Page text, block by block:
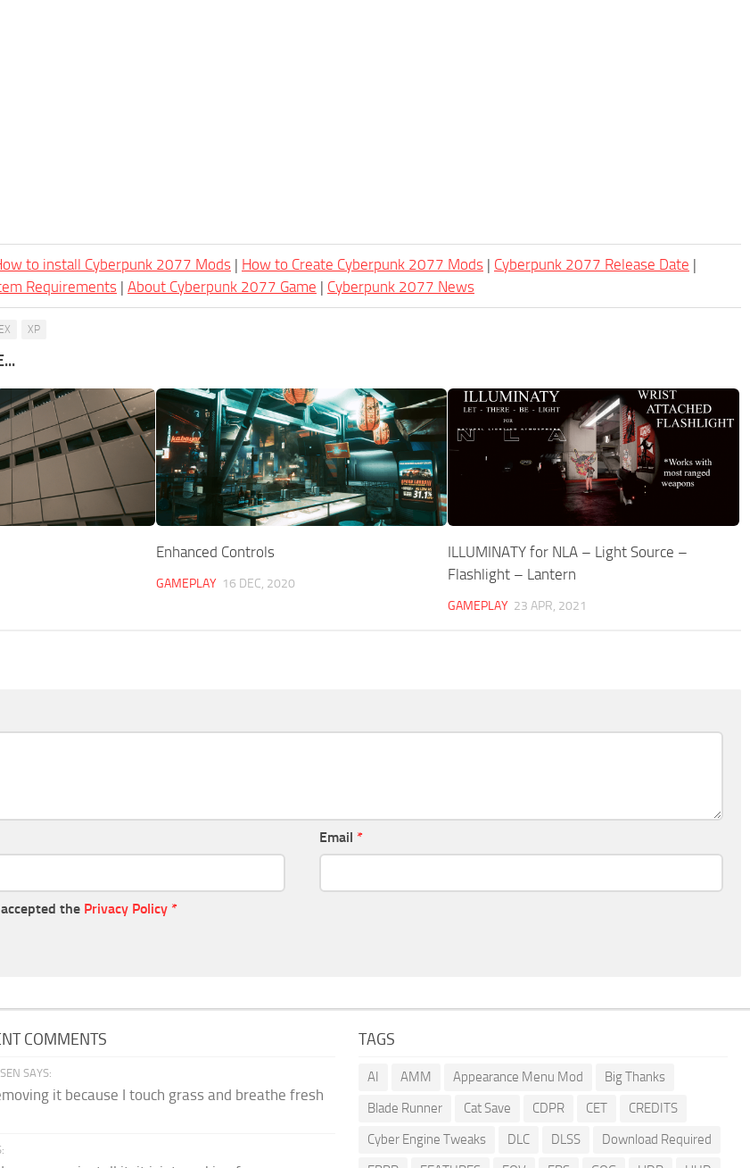
to install Cyberpunk 2077 Mods | How to Create Cyberpunk 2077 Mods | Cyberpunk 2077 Release Date |
Requirements | About Cyberpunk 2077 Game | Cyberpunk 2077 News
XP
Enhanced Controls
GAMEPLAY 16 DEC, 2020
ILLUMINATY for NLA – Light Source –
Flashlight – Lantern
GAMEPLAY 23 APR, 2021
Email *
the Privacy Policy *
COMMENTS
SAYS:
it because I touch grass and breathe fresh
TAGS
AI AMM Appearance Menu Mod
Big Thanks
Blade Runner
Cat Save CDPR CET
CREDITS
Cyber Engine Tweaks
DLC DLSS
Download Required